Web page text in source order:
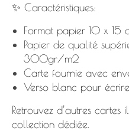
✨ Caractéristiques:
Format papier 10 x 15
Papier de qualité
300gr/m2
Carte fournie avec
Verso blanc pour
Retrouvez d’autres cartes
collection dédiée